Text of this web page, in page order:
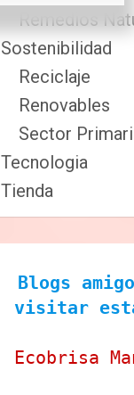
Remedios
Sostenibilidad
Reciclaje
Renovables
Sector
Tecnologia
Tienda
Blogs
visitar
Ecobrisa